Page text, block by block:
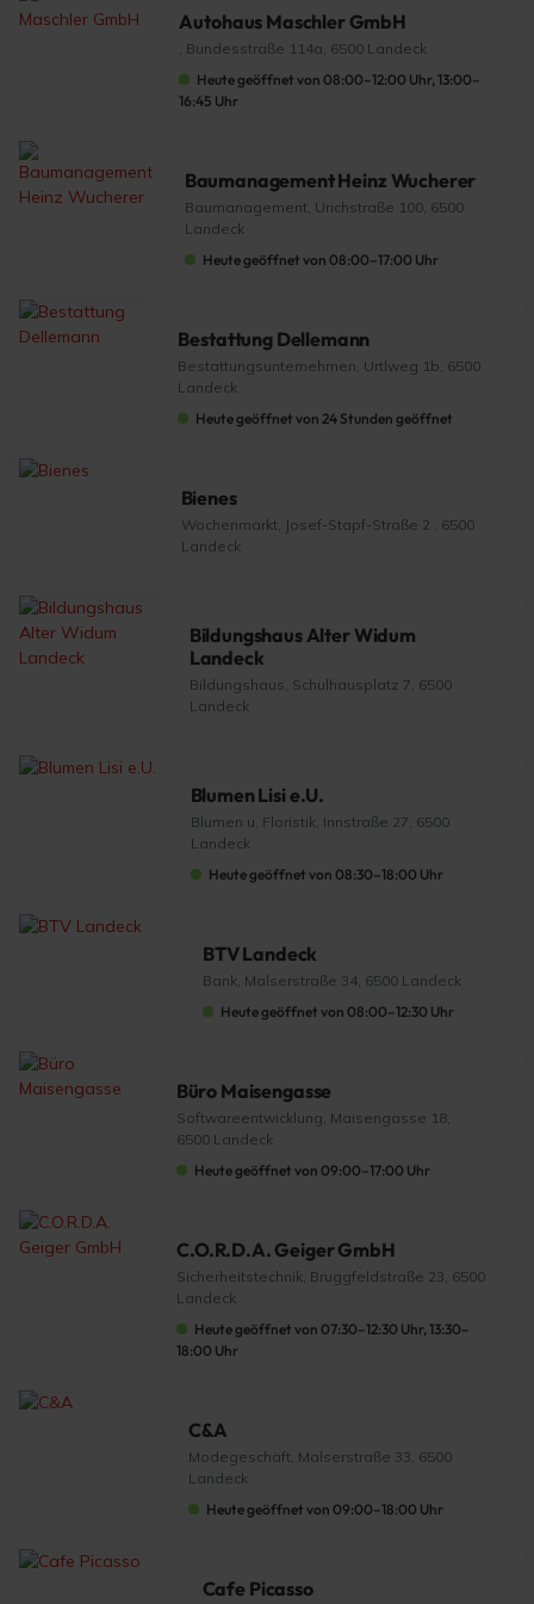
Autohaus Maschler GmbH
, Bundesstraße 114a, 6500 Landeck
Heute geöffnet von 08:00–12:00 Uhr, 13:00–
16:45 Uhr
Baumanagement Heinz Wucherer
Baumanagement, Urichstraße 100, 6500
Landeck
Heute geöffnet von 08:00–17:00 Uhr
Bestattung Dellemann
Bestattungsunternehmen, Urtlweg 1b, 6500
Landeck
Heute geöffnet von 24 Stunden geöffnet
Bienes
Wochenmarkt, Josef-Stapf-Straße 2 , 6500
Landeck
Bildungshaus Alter Widum
Landeck
Bildungshaus, Schulhausplatz 7, 6500
Landeck
Blumen Lisi e.U.
Blumen u. Floristik, Innstraße 27, 6500
Landeck
Heute geöffnet von 08:30–18:00 Uhr
BTV Landeck
Bank, Malserstraße 34, 6500 Landeck
Heute geöffnet von 08:00–12:30 Uhr
Büro Maisengasse
Softwareentwicklung, Maisengasse 18,
6500 Landeck
Heute geöffnet von 09:00–17:00 Uhr
C.O.R.D.A. Geiger GmbH
Sicherheitstechnik, Bruggfeldstraße 23, 6500
Landeck
Heute geöffnet von 07:30–12:30 Uhr, 13:30–
18:00 Uhr
C&A
Modegeschäft, Malserstraße 33, 6500
Landeck
Heute geöffnet von 09:00–18:00 Uhr
Cafe Picasso